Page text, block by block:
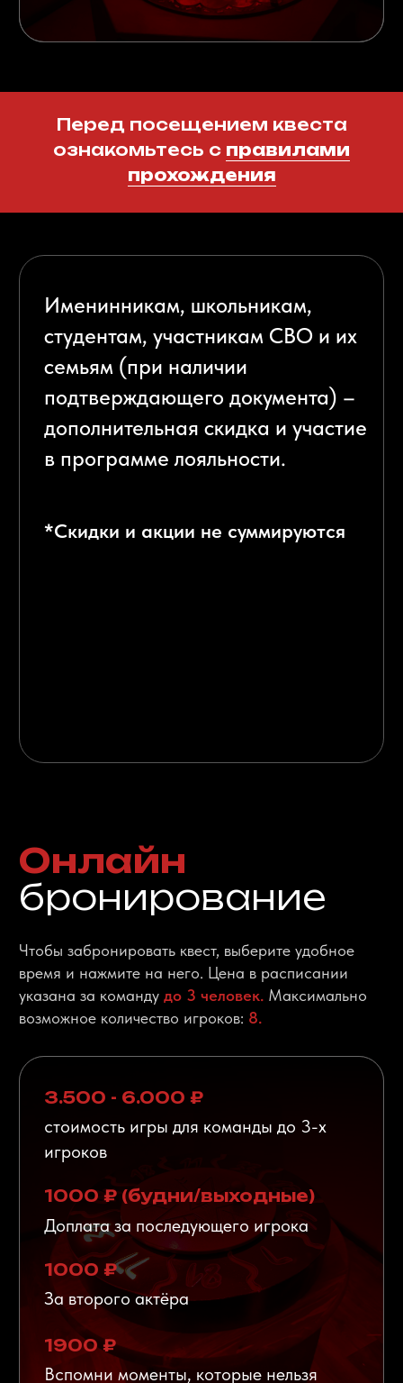
сертификат
от Мистик-квест
подарок на любой праздник.
Сертификат распространяется на компанию до 4-
х человек и действует в течение года с момента
актерами и квесты VR. Возможно доставка
сертификата по адресу.
ОСТАВИТЬ ЗАЯВКУ
НАПИСАТЬ В ВК
Более
3.000
человекпосещают
каждый месяц
Отзывы
о квесте